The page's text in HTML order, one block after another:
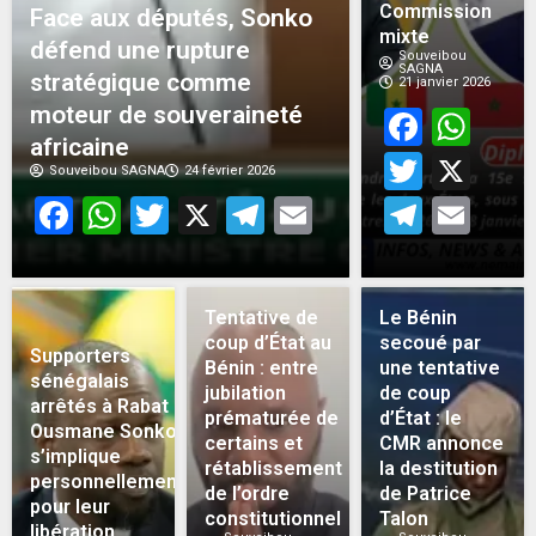
Face aux députés, Sonko
défend une rupture
stratégique comme
moteur de souveraineté
africaine
Souveibou SAGNA 24 février 2026
Facebook
WhatsApp
Twitter
X Telegram
Email
Commission
mixte
Souveibou
SAGNA
21 janvier 2026
X
Supporters
sénégalais
arrêtés à Rabat :
Ousmane Sonko
s’implique
personnellement
pour leur
Tentative de
coup d’État au
Bénin : entre
jubilation
prématurée de
certains et
rétablissement
de l’ordre
constitutionnel
Le Bénin
secoué par
une tentative
de coup
d’État : le
CMR annonce
la destitution
de Patrice
Talon